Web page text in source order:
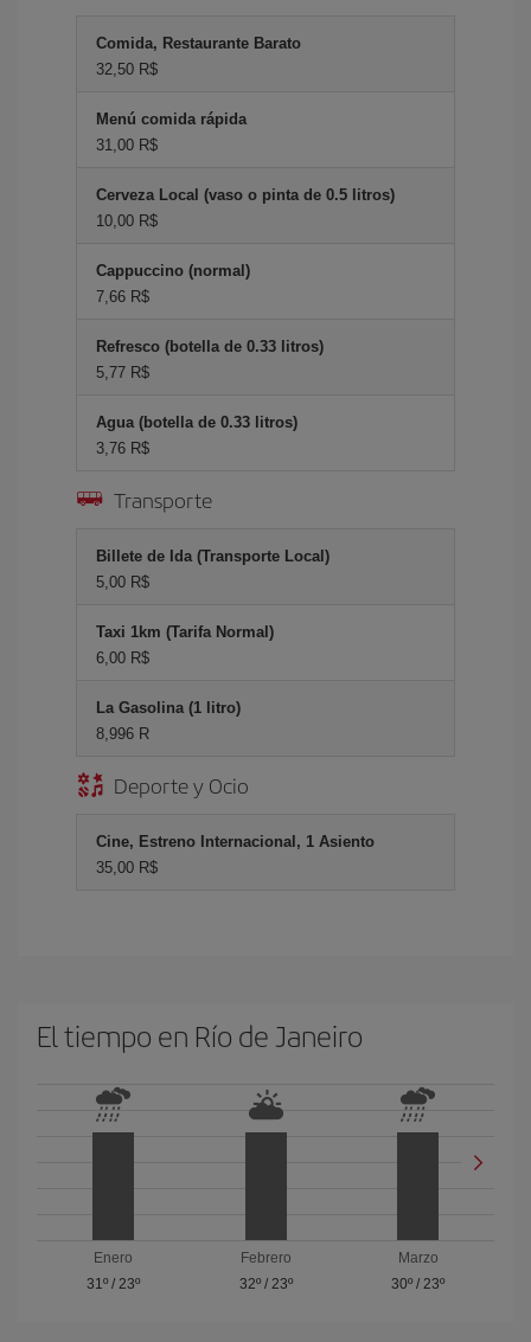
Comida, Restaurante Barato
32,50 R$
Menú comida rápida
31,00 R$
Cerveza Local (vaso o pinta de 0.5 litros)
10,00 R$
Cappuccino (normal)
7,66 R$
Refresco (botella de 0.33 litros)
5,77 R$
Agua (botella de 0.33 litros)
3,76 R$
Transporte
Billete de Ida (Transporte Local)
5,00 R$
Taxi 1km (Tarifa Normal)
6,00 R$
La Gasolina (1 litro)
8,996 R
Deporte y Ocio
Cine, Estreno Internacional, 1 Asiento
35,00 R$
El tiempo en Río de Janeiro
Enero
31º/ 23º
Febrero
32º/ 23º
Marzo
30º /23º